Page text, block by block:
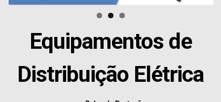
Equipamentos de
Distribuição Elétrica